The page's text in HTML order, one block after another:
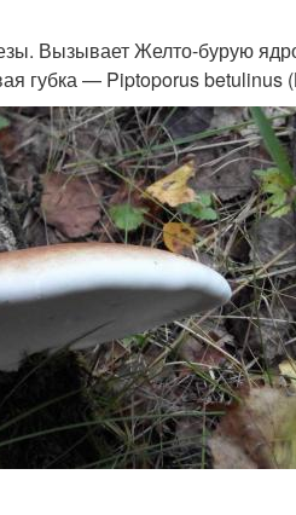
Вызывает Желто-бурую
губка — Piptoporus betulinus